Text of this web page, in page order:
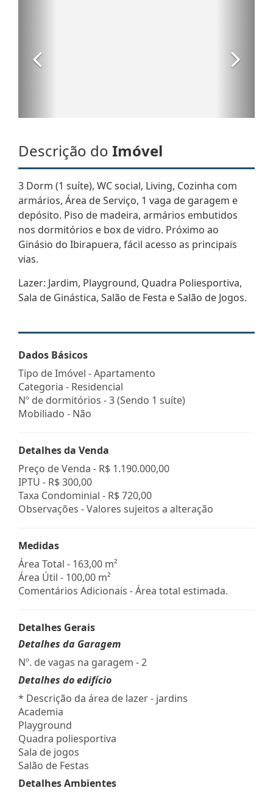
Descrição do Imóvel
3 Dorm (1 suíte), WC social, Living, Cozinha com
armários, Área de Serviço, 1 vaga de garagem e
depósito. Piso de madeira, armários embutidos
nos dormitórios e box de vidro. Próximo ao
Ginásio do Ibirapuera, fácil acesso as principais
vias.
Lazer: Jardim, Playground, Quadra Poliesportiva,
Sala de Ginástica, Salão de Festa e Salão de Jogos.
Dados Básicos
Tipo de Imóvel - Apartamento
Categoria - Residencial
Nº de dormitórios - 3 (Sendo 1 suíte)
Mobiliado - Não
Detalhes da Venda
Preço de Venda - R$ 1.190.000,00
IPTU - R$ 300,00
Taxa Condominial - R$ 720,00
Observações - Valores sujeitos a alteração
Medidas
Área Total - 163,00 m²
Área Útil - 100,00 m²
Comentários Adicionais - Área total estimada.
Detalhes Gerais
Detalhes da Garagem
Nº. de vagas na garagem - 2
Detalhes do edifício
* Descrição da área de lazer - jardins
Academia
Playground
Quadra poliesportiva
Sala de jogos
Salão de Festas
Detalhes Ambientes